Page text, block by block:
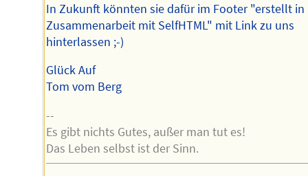
In Zukunft könnten sie dafür im Footer "erstellt in
Zusammenarbeit mit SelfHTML" mit Link zu uns
hinterlassen ;-)
Glück Auf
Tom vom Berg
--
Es gibt nichts Gutes, außer man tut es!
Das Leben selbst ist der Sinn.